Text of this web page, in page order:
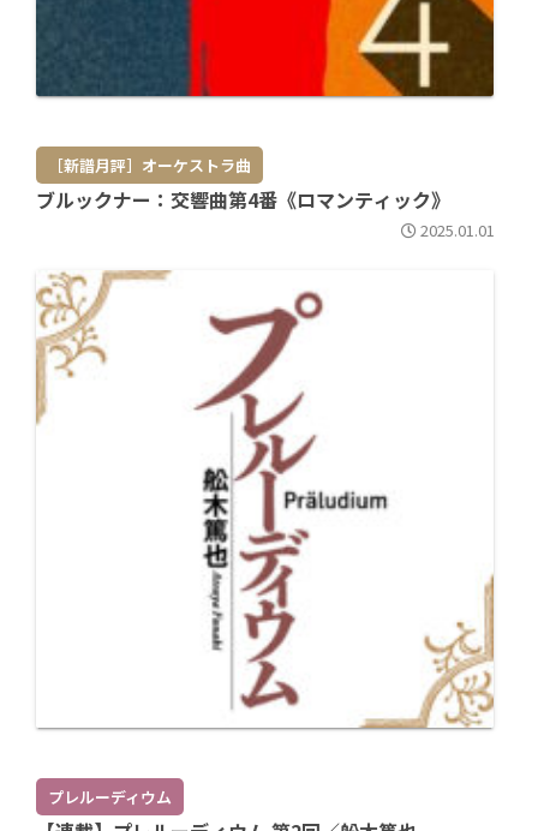
［新譜月評］オーケストラ曲
ブルックナー：交響曲第4番《ロマンティック》
2025.01.01
プレルーディウム